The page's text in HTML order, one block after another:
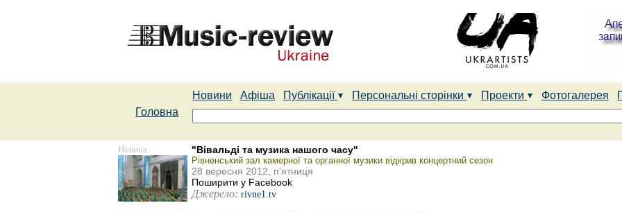
Новини Афіша Публікації Персональні сторінки Проекти Фотогалерея
Головна
Новина "Вівальді та музика нашого часу"
Рівненський зал камерної та органної музики відкрив концертний сезон
28 вересня 2012, п'ятниця
Поширити у Facebook
Джерело: rivne1.tv